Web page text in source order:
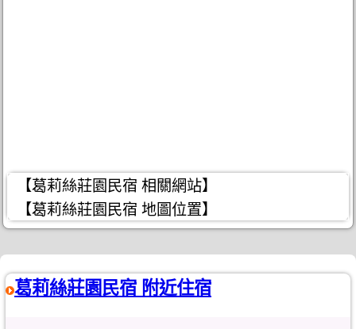
【葛莉絲莊園民宿 相關網站】
【葛莉絲莊園民宿 地圖位置】
葛莉絲莊園民宿 附近住宿